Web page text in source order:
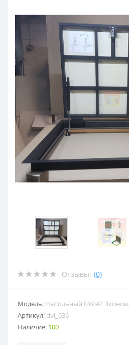
Отзывы: (0)
Модель: Напольный БУЛАТ Эконом
Артикул: dvl_636
Наличие: 100